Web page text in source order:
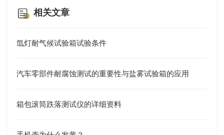
相关文章
氙灯耐气候试验箱试验条件
汽车零部件耐腐蚀测试的重要性与盐雾试验箱的应用
箱包滚筒跌落测试仪的详细资料